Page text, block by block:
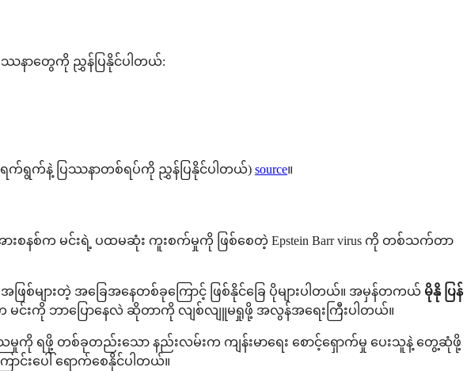
ဿနာတွေကို ညွှန်ပြနိုင်ပါတယ်:
ရက်ရွက်နဲ့ ပြဿနာတစ်ရပ်ကို ညွှန်ပြနိုင်ပါတယ်) source။
နစ်က မင်းရဲ့ ပထမဆုံး ကူးစက်မှုကို ဖြစ်စေတဲ့ Epstein Barr virus ကို တစ်သက်တာ
ဖြစ်များတဲ့ အခြေအနေတစ်ခုကြောင့် ဖြစ်နိုင်ခြေ ပိုများပါတယ်။ အမှန်တကယ် မိုနို ပြန်
မင်းကို ဘာပြောနေလဲ ဆိုတာကို လျစ်လျူမရှုဖို့ အလွန်အရေးကြီးပါတယ်။
ရဖို့ တစ်ခုတည်းသော နည်းလမ်းက ကျန်းမာရေး စောင့်ရှောက်မှု ပေးသူနဲ့ တွေ့ဆုံဖို့
ာင်းပေါ် ရောက်စေနိုင်ပါတယ်။